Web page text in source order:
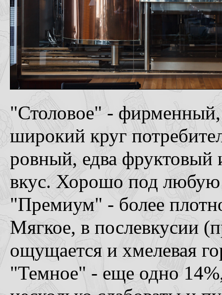
"Столовое" - фирменный,
широкий круг
ровный, едва фруктовый
вкус. Хорошо под любую
"Премиум" - более
Мягкое, в послевкусии
ощущается и хмелевая
"Темное" - еще одно